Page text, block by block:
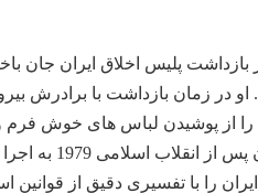
2022 که مهسا امینی 22 ساله در بازداشت
او در زمان بازداشت با
را از پوشیدن لباس های خوش
دولت تنظیم
را با تفسیری دقیق از قوانین